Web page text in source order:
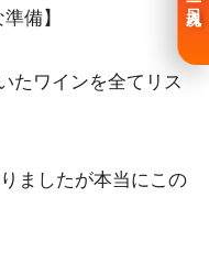
備】
たワインを全てリス
ましたが本当にこの